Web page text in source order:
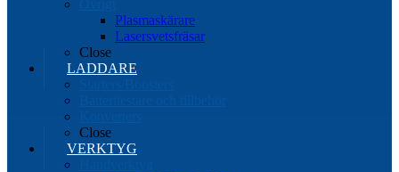
Plasmaskärare
Lasersvetsfräsar
Close
LADDARE
Close
VERKTYG